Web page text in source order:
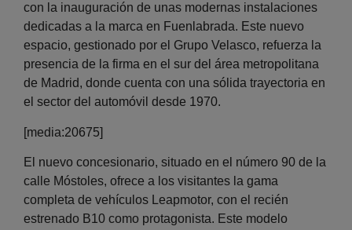
con la inauguración de unas modernas instalaciones
dedicadas a la marca en Fuenlabrada. Este nuevo
espacio, gestionado por el Grupo Velasco, refuerza la
presencia de la firma en el sur del área metropolitana
de Madrid, donde cuenta con una sólida trayectoria en
el sector del automóvil desde 1970.
[media:20675]
El nuevo concesionario, situado en el número 90 de la
calle Móstoles, ofrece a los visitantes la gama
completa de vehículos Leapmotor, con el recién
estrenado B10 como protagonista. Este modelo